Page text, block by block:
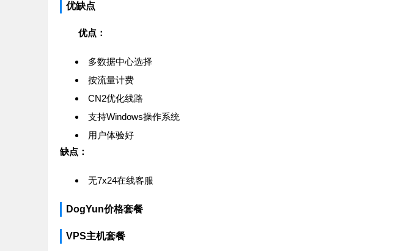
优缺点
优点：
多数据中心选择
按流量计费
CN2优化线路
支持Windows操作系统
用户体验好
缺点：
无7x24在线客服
DogYun价格套餐
VPS主机套餐